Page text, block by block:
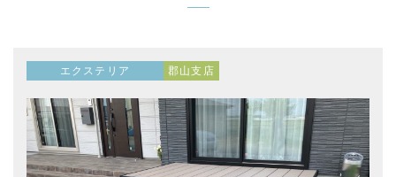
エクステリア 郡山支店